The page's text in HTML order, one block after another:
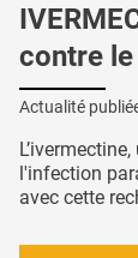
contre
Actualité
l'infection
avec cette